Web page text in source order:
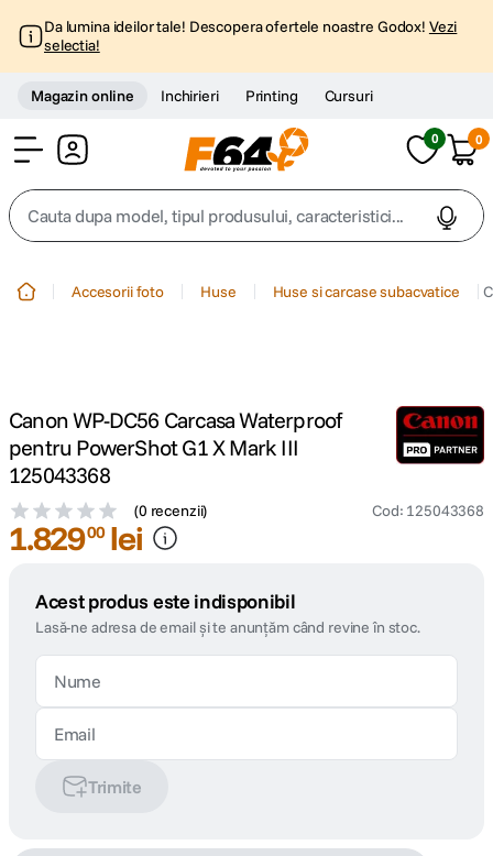
Da lumina ideilor tale! Descopera ofertele noastre Godox! Vezi
selectia!
Magazin online Inchirieri Printing Cursuri
0 0
Cauta dupa model, tipul produsului, caracteristici...
trepied telefon
. peak design
5. canon sx740 hs
6 . lavaliera
Accesorii foto Huse Huse si carcase subacvatice
Canon WP-DC56 Carcasa Waterproof
pentru PowerShot G1 X Mark III
125043368
(0 recenzii) Cod: 125043368
1.82900 lei
Acest produs este indisponibil
Lasă-ne adresa de email și te anunțăm când revine în stoc.
Trimite